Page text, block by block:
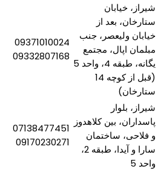
شیراز، خیابان
ستارخان، بعد از
خیابان ولیعصر، جنب
مبلمان اپال، مجتمع
یگانه، طبقه 4، واحد 5
(قبل از کوچه 14
ستارخان)
09371010024
09332807168
شیراز، بلوار
پاسداران، بین کلاهدوز
و فلاحی، ساختمان
سارا و آیدا، طبقه 2،
واحد 5
07138477451
09170230271